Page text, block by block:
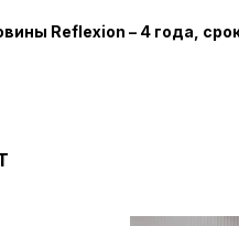
Reflexion – 4 года,